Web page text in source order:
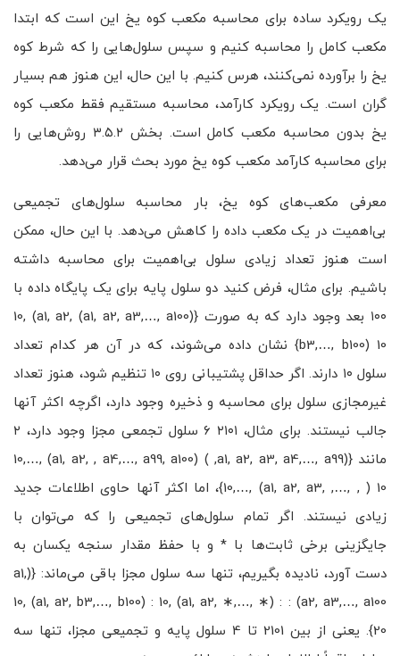
یک رویکرد ساده برای محاسبه مکعب کوه یخ این است که ابتدا
مکعب کامل را محاسبه کنیم و سپس سلول‌هایی را که شرط کوه
یخ را برآورده نمی‌کنند، هرس کنیم. با این حال، این هنوز هم بسیار
گران است. یک رویکرد کارآمد، محاسبه مستقیم فقط مکعب کوه
یخ بدون محاسبه مکعب کامل است. بخش ۳.۵.۲ روش‌هایی را
برای محاسبه کارآمد مکعب کوه یخ مورد بحث قرار می‌دهد.
معرفی مکعب‌های کوه یخ، بار محاسبه سلول‌های تجمیعی
بی‌اهمیت در یک مکعب داده را کاهش می‌دهد. با این حال، ممکن
است هنوز تعداد زیادی سلول بی‌اهمیت برای محاسبه داشته
باشیم. برای مثال، فرض کنید دو سلول پایه برای یک پایگاه داده با
۱۰۰ بعد وجود دارد که به صورت {(a1, a2, a3,…, a100) 10, (a1, a2,
b3,…, b100) 10} نشان داده می‌شوند، که در آن هر کدام تعداد
سلول ۱۰ دارند. اگر حداقل پشتیبانی روی ۱۰ تنظیم شود، هنوز تعداد
غیرمجازی سلول برای محاسبه و ذخیره وجود دارد، اگرچه اکثر آنها
جالب نیستند. برای مثال، ۲۱۰۱ ۶ سلول تجمعی مجزا وجود دارد، ۲
مانند {(a1, a2, a3, a4,…, a99, ) 10,…, (a1, a2, , a4,…, a99, a100)
10,…, (a1, a2, a3, ,…, , ) 10}، اما اکثر آنها حاوی اطلاعات جدید
زیادی نیستند. اگر تمام سلول‌های تجمیعی را که می‌توان با
جایگزینی برخی ثابت‌ها با * و با حفظ مقدار سنجه‌ یکسان به
دست آورد، نادیده بگیریم، تنها سه سلول مجزا باقی می‌ماند: {(a1,
a2, a3,…, a100) : 10, (a1, a2, b3,…, b100) : 10, (a1, a2, ∗,…, ∗) :
20}. یعنی از بین 2101 تا 4 سلول پایه و تجمیعی مجزا، تنها سه